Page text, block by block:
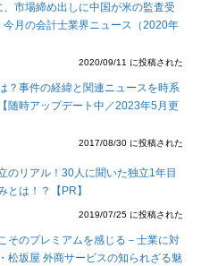
市場締め出しに中国が米の監査受
今月の会計士業界ニュース（2020年
2020/09/11 に投稿された
？事件の経緯と関連ニュースを時系
随時アップデート中／2023年5月更
2017/08/30 に投稿された
のリアル！30人に聞いた独立1年目
とは！？【PR】
2019/07/25 に投稿された
そのプレミアムを感じる－士業に対
松坂屋 外商サービスの知られざる魅